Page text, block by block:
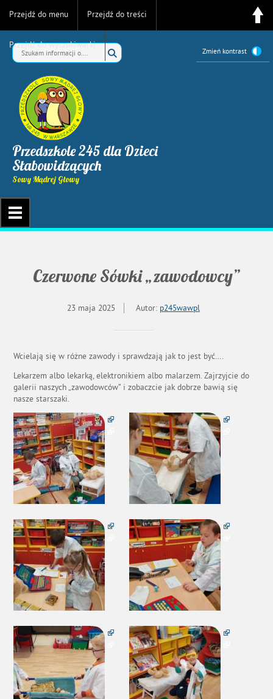
Przejdź do menu Przejdź do treści
Przejdź do wyszukiwarki
Zmień kontrast
Przedszkole 245 dla Dzieci
Słabowidzących
Sowy Mądrej Głowy
Czerwone Sówki „zawodowcy”
23 maja 2025 Autor: p245wawpl
Wcielają się w różne zawody i sprawdzają jak to jest być….
Lekarzem albo lekarką, elektronikiem albo malarzem. Zajrzyjcie do
galerii naszych „zawodowców” i zobaczcie jak dobrze bawią się
nasze starszaki.